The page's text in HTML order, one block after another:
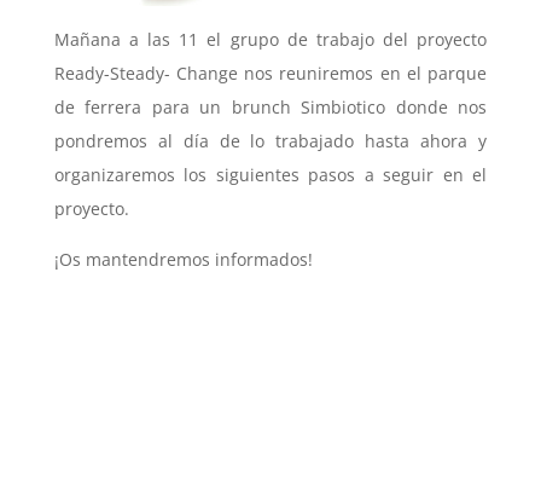
Mañana a las 11 el grupo de trabajo del proyecto
Ready-Steady- Change nos reuniremos en el parque
de ferrera para un brunch Simbiotico donde nos
pondremos al día de lo trabajado hasta ahora y
organizaremos los siguientes pasos a seguir en el
proyecto.
¡Os mantendremos informados!